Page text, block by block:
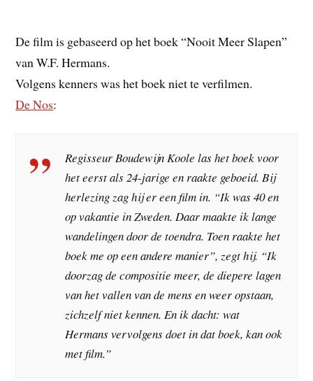
De film is gebaseerd op het boek “Nooit Meer Slapen”
van W.F. Hermans.
Volgens kenners was het boek niet te verfilmen.
De Nos:
Regisseur Boudewijn Koole las het boek voor
het eerst als 24-jarige en raakte geboeid. Bij
herlezing zag hij er een film in. “Ik was 40 en
op vakantie in Zweden. Daar maakte ik lange
wandelingen door de toendra. Toen raakte het
boek me op een andere manier”, zegt hij. “Ik
doorzag de compositie meer, de diepere lagen
van het vallen van de mens en weer opstaan,
zichzelf niet kennen. En ik dacht: wat
Hermans vervolgens doet in dat boek, kan ook
met film.”